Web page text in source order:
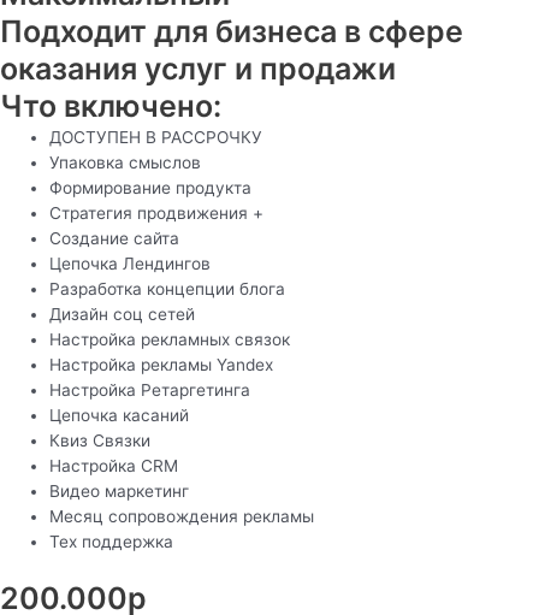
Подходит для бизнеса в сфере
оказания услуг и продажи
Что включено:
ДОСТУПЕН В РАССРОЧКУ
Упаковка смыслов
Формирование продукта
Стратегия продвижения +
Создание сайта
Цепочка Лендингов
Разработка концепции блога
Дизайн соц сетей
Настройка рекламных связок
Настройка рекламы Yandex
Настройка Ретаргетинга
Цепочка касаний
Квиз Связки
Настройка CRM
Видео маркетинг
Месяц сопровождения рекламы
Тех поддержка
200.000р